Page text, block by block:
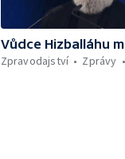
Vůdce Hizballáhu
Zpravodajství
Zprávy